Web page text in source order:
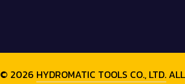
© 2026 HYDROMATIC TOOLS CO., LTD.ALL